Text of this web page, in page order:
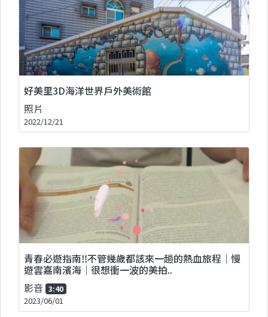
好美里3D海洋世界戶外美術館
照片
2022/12/21
青春必遊指南‼️不管幾歲都該來一趟的熱血旅程｜慢
遊雲嘉南濱海｜很想衝一波的美拍..
影音 3:40
2023/06/01